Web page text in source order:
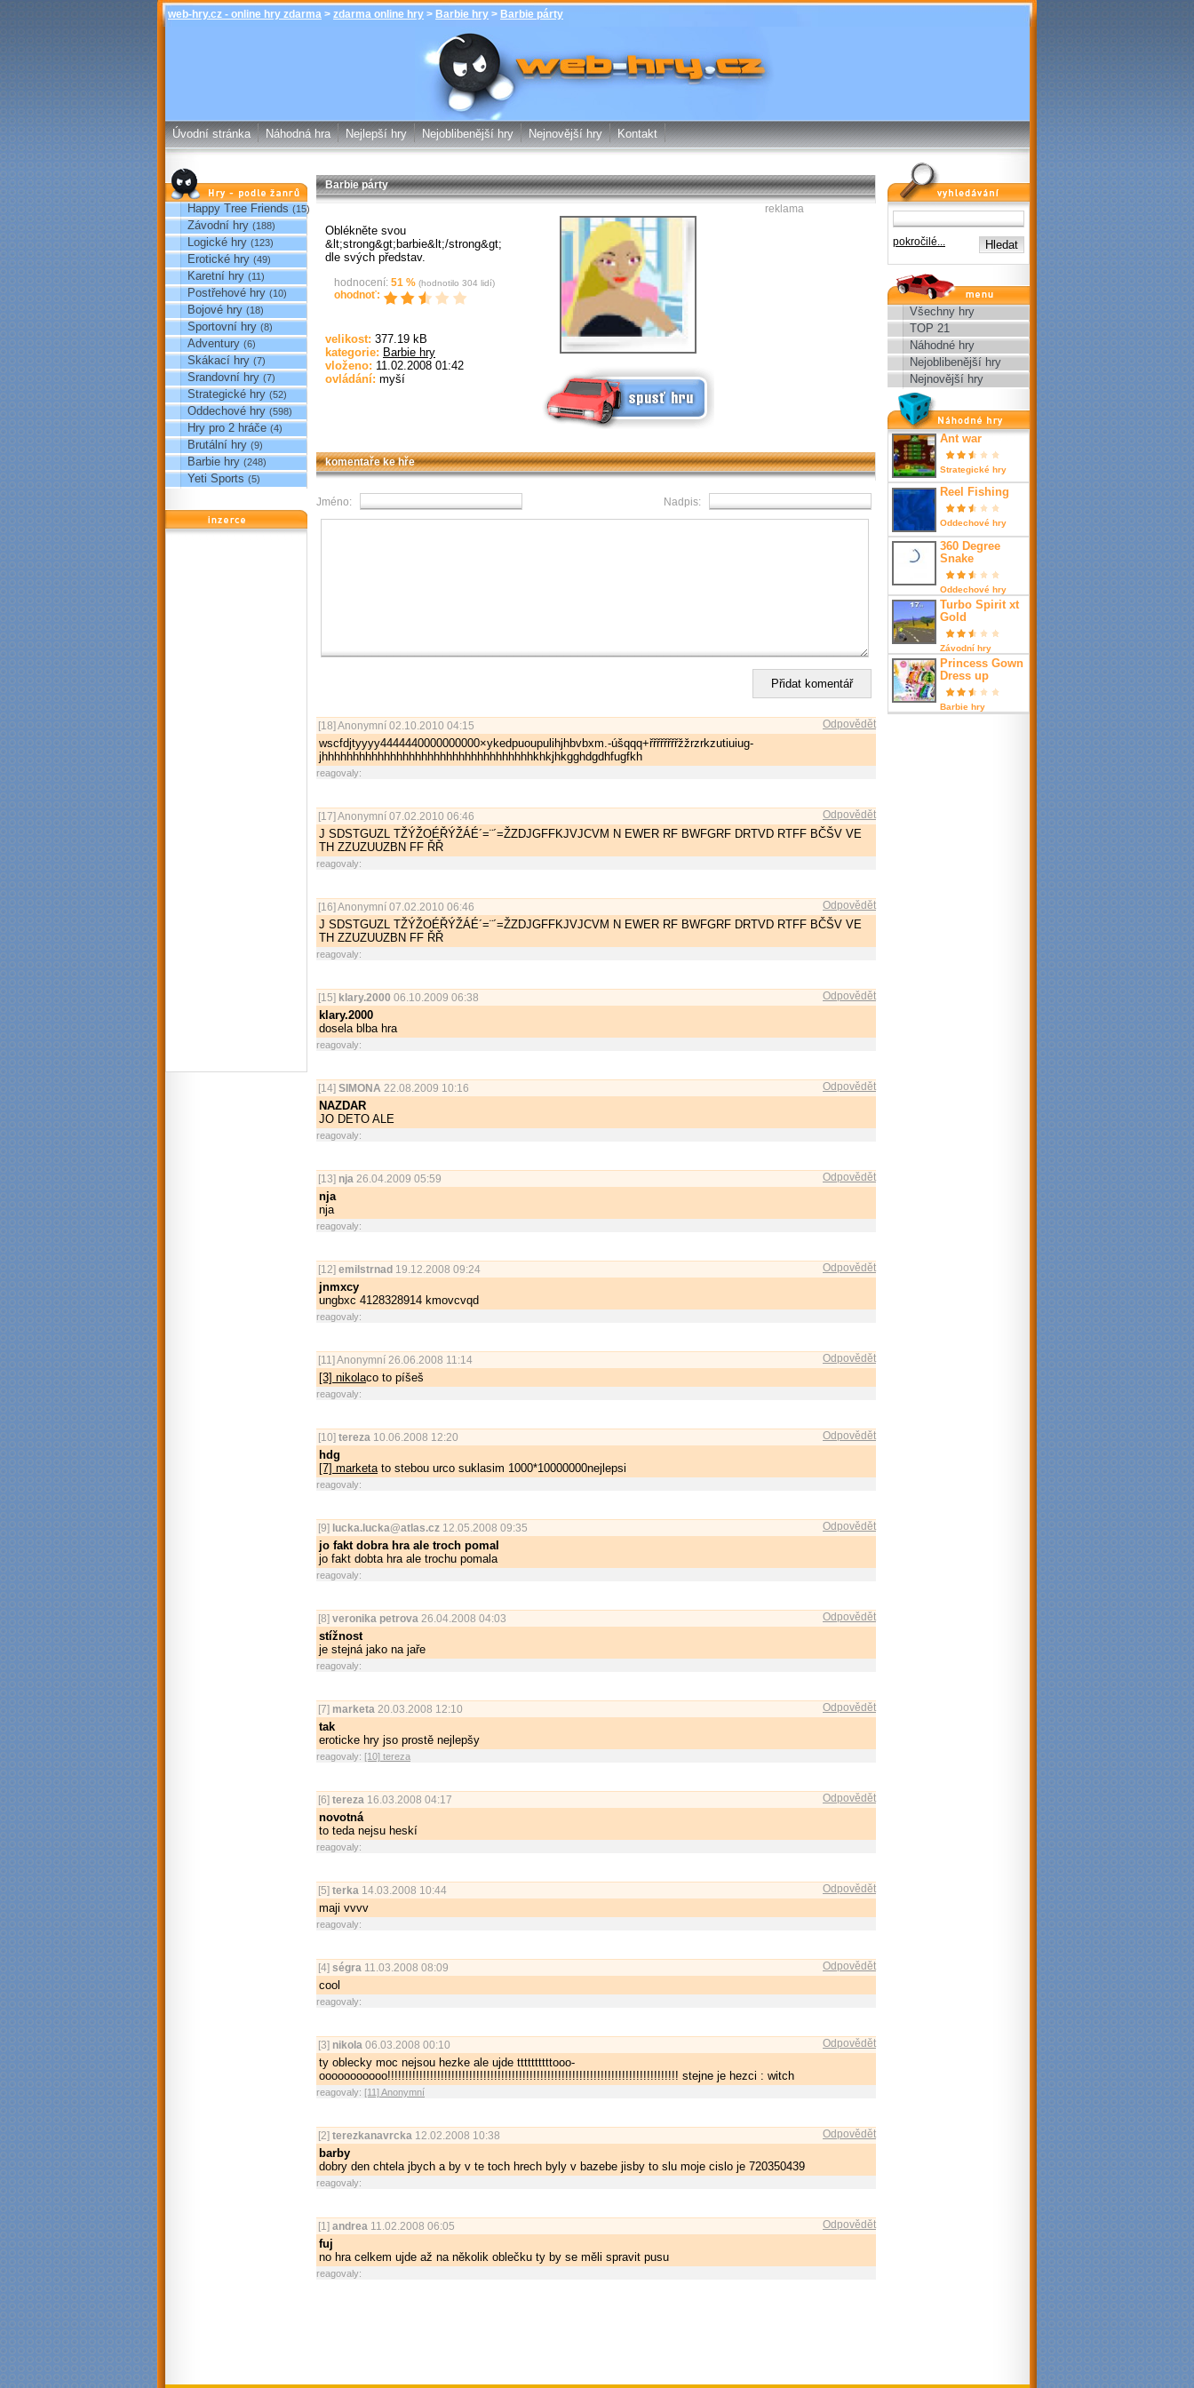
web-hry.cz - online hry zdarma > zdarma online hry > Barbie hry > Barbie párty
Barbie párty - Barbie hry - zdarma
online hry web-hry.cz - online hry
zdarma
Úvodní stránka Náhodná hra Nejlepší hry Nejoblibenější hry Nejnovější hry Kontakt
Hry podle žánrů
Happy Tree Friends (15)
Závodní hry (188)
Logické hry (123)
Erotické hry (49)
Karetní hry (11)
Postřehové hry (10)
Bojové hry (18)
Sportovní hry (8)
Adventury (6)
Skákací hry (7)
Srandovní hry (7)
Strategické hry (52)
Oddechové hry (598)
Hry pro 2 hráče (4)
Brutální hry (9)
Barbie hry (248)
Yeti Sports (5)
reklama
Barbie párty
Spusť online hru zdarma
Oblékněte svou
&lt;strong&gt;barbie&lt;/strong&gt;
dle svých představ.
hodnocení: 51 % (hodnotilo 304 lidí)
ohodnoť:
velikost: 377.19 kB
kategorie: Barbie hry
vloženo: 11.02.2008 01:42
ovládání: myší
reklama
komentaře ke hře
Jméno: Nadpis:
[18] Anonymní 02.10.2010 04:15 Odpovědět
wscfdjtyyyy44444400000­00000×ykedpuou­pulihjhbvbxm.-úšqqq+řřřřřřřř­žžrzrkzutiuiug­
jhhhhhhhhhhhhhhhhhhhhhhh­hhhhhhhhhhhkhkjhkgghdgdh­fugfkh
reagovaly:
[17] Anonymní 07.02.2010 06:46 Odpovědět
J SDSTGUZL TŽÝŽOÉŘÝŽÁÉ´=¨´=ŽZDJGF­FKJVJCVM N EWER RF BWFGRF DRTVD RTFF BČŠV VE
TH ZZUZUUZBN FF ŘŘ
reagovaly:
[16] Anonymní 07.02.2010 06:46 Odpovědět
J SDSTGUZL TŽÝŽOÉŘÝŽÁÉ´=¨´=ŽZDJGF­FKJVJCVM N EWER RF BWFGRF DRTVD RTFF BČŠV VE
TH ZZUZUUZBN FF ŘŘ
reagovaly:
[15] klary.2000 06.10.2009 06:38 Odpovědět
klary.2000
dosela blba hra
reagovaly:
[14] SIMONA 22.08.2009 10:16 Odpovědět
NAZDAR
JO DETO ALE
reagovaly:
[13] nja 26.04.2009 05:59 Odpovědět
nja
nja
reagovaly:
[12] emilstrnad 19.12.2008 09:24 Odpovědět
jnmxcy
ungbxc 4128328914 kmovcvqd
reagovaly:
[11] Anonymní 26.06.2008 11:14 Odpovědět
[3] nikolaco to píšeš
reagovaly:
[10] tereza 10.06.2008 12:20 Odpovědět
hdg
[7] marketato stebou urco suklasim 1000*10000000­nejlepsi
reagovaly:
[9] lucka.lucka@atlas.cz 12.05.2008 09:35 Odpovědět
jo fakt dobra hra ale troch pomal
jo fakt dobta hra ale trochu pomala
reagovaly:
[8] veronika petrova 26.04.2008 04:03 Odpovědět
stížnost
je stejná jako na jaře
reagovaly:
[7] marketa 20.03.2008 12:10 Odpovědět
tak
eroticke hry jso prostě nejlepšy
reagovaly: [10] tereza
[6] tereza 16.03.2008 04:17 Odpovědět
novotná
to teda nejsu heskí
reagovaly:
[5] terka 14.03.2008 10:44 Odpovědět
maji vvvv
reagovaly:
[4] ségra 11.03.2008 08:09 Odpovědět
cool
reagovaly:
[3] nikola 06.03.2008 00:10 Odpovědět
ty oblecky moc nejsou hezke ale ujde ttttttttttooo­
ooooooooooo!!!!!!!!!!!­!!!!!!!!!!!!!!!!!!!!!!!!­!!!!!!!!!!!!!!!!!!!!!!!!­!!!!!!!!!!!!!!!!!!!!!!! stejne je hezci : witch
reagovaly: [11] Anonymní
[2] terezkanavrcka 12.02.2008 10:38 Odpovědět
barby
dobry den chtela jbych a by v te toch hrech byly v bazebe jisby to slu moje cislo je 720350439
reagovaly:
[1] andrea 11.02.2008 06:05 Odpovědět
fuj
no hra celkem ujde až na několik oblečku ty by se měli spravit pusu
reagovaly:
vyhledávání
pokročilé...
menu
Všechny hry
TOP 21
Náhodné hry
Nejoblibenější hry
Nejnovější hry
nahodné hry
Ant war
Strategické hry
Reel Fishing
Oddechové hry
360 Degree
Snake
Oddechové hry
Turbo Spirit xt
Gold
Závodní hry
Princess Gown
Dress up
Barbie hry